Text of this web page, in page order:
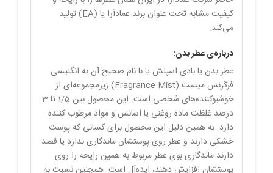
کیفیت مشابه تحت عنوان برند عمادآرا یا (EA) تولید
می‌کند.
درباره‌ی عطر بدن:
عطر بدن یا بادی اسپلش یا با نام صحیح آن به انگلیسی
فرگرنس میست (Fragrance Mist) زیرمجموعه‌ای از
خوشبو‌کننده‌های شخصی است. این محصول بین 1/5 تا 3
درصد غلظت ماده روغنی یا اسانس و مواد مرطوب کننده
دارد. به همین دلیل این محصول برای کسانی که پوست
خشکی دارند و عطر روی پوستشان ماندگاری ندارد یا قصد
دارند ماندگاری بوی عطر مربوط به همین رایحه را روی
پوستشان افزایش دهند، ایده‌آل است. همچنین نسبت به